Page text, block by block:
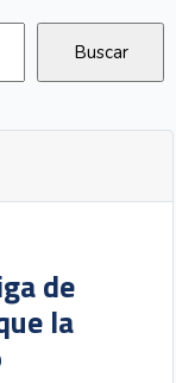
de
la